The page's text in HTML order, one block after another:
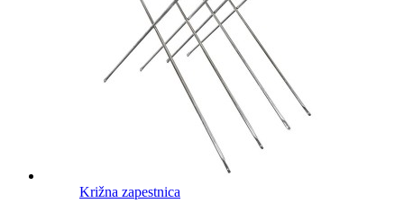
Križna zapestnica